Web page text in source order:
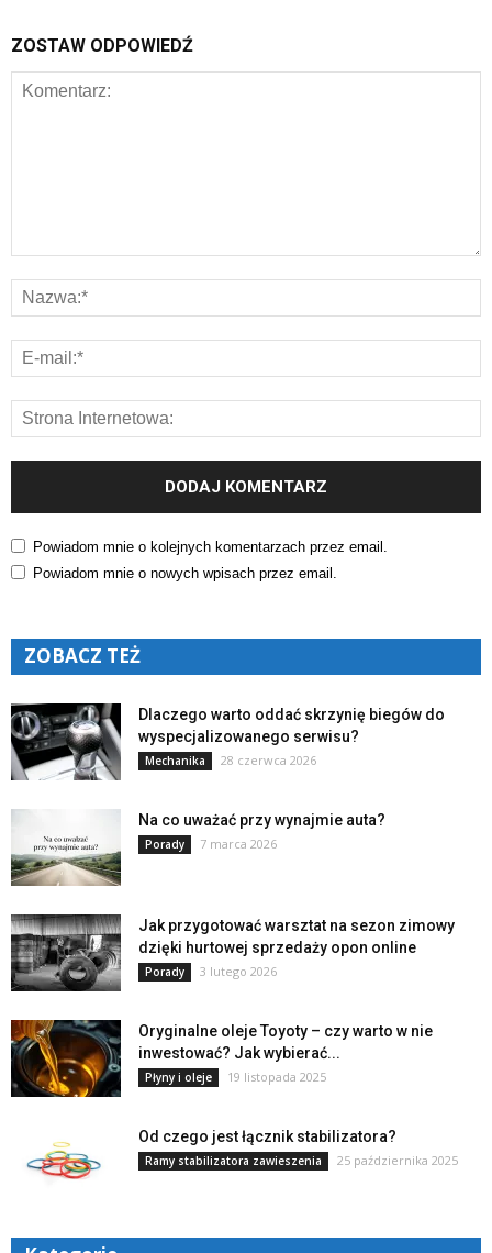
ZOSTAW ODPOWIEDŹ
Powiadom mnie o kolejnych komentarzach przez email.
Powiadom mnie o nowych wpisach przez email.
ZOBACZ TEŻ
Dlaczego warto oddać skrzynię biegów do
wyspecjalizowanego serwisu?
Mechanika 28 czerwca 2026
Na co uważać przy wynajmie auta?
Porady 7 marca 2026
Jak przygotować warsztat na sezon zimowy
dzięki hurtowej sprzedaży opon online
Porady 3 lutego 2026
Oryginalne oleje Toyoty – czy warto w nie
inwestować? Jak wybierać...
Płyny i oleje 19 listopada 2025
Od czego jest łącznik stabilizatora?
Ramy stabilizatora zawieszenia 25 października 2025